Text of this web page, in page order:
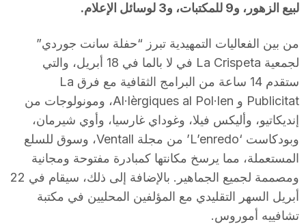
لبيع الزهور، و9 للمكتبات، و3 لوسائل الإعلام.
من بين الفعاليات التمهيدية تبرز “حفلة سانت جوردي”
لجمعية La Crispeta في لا بالما في 18 أبريل، والتي
ستقدم 14 ساعة من البرامج الثقافية مع فرق La
Publicitat و Al·lèrgiques al Pol·len، ومونولوجات من
إنديكاتيو، وأليكس فيلا، وغوداي غارسيا، وأوي شيرمان،
وبودكاست ‘L’enredo’ من مجلة Ventall، وسوق للسلع
المستعملة، مما يرسخ مكانتها كمبادرة مفتوحة ومجانية
ومصممة لجميع الجماهير. بالإضافة إلى ذلك، سيقام في 22
أبريل السهر التقليدي مع المؤلفين المحليين في مكتبة
تشافييه أموروس.